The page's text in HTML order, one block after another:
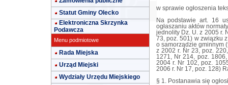
Statut Gminy Olecko
Elektroniczna Skrzynka
Podawcza
Menu podmiotowe
Rada Miejska
Urząd Miejski
Wydziały Urzędu Miejskiego
w sprawie ogłoszenia
Na podstawie art. 16
ogłaszaniu aktów
jednolity Dz. U. z 2005 r.
73, poz. 501) w związku
o samorządzie gminnym
z 2002 r. Nr 23, poz.
1271, Nr 214, poz.
2004 r. Nr 102, poz.
2006 r. Nr 17, poz. 128)
§ 1. Postanawia się